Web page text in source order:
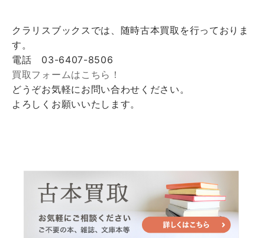
クラリスブックスでは、随時古本買取を行っておりま
す。
電話 03-6407-8506
買取フォームはこちら！
どうぞお気軽にお問い合わせください。
よろしくお願いいたします。